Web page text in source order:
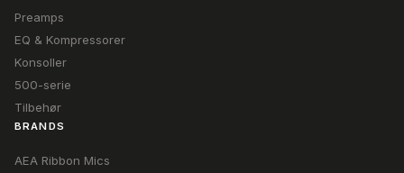
Preamps
EQ & Kompressorer
Konsoller
500-serie
Tilbehør
BRANDS
AEA Ribbon Mics